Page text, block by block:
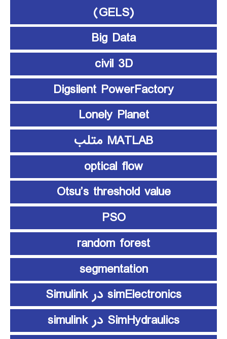
(GELS)
Big Data
civil 3D
Digsilent PowerFactory
Lonely Planet
MATLAB متلب
optical flow
Otsu’s threshold value
PSO
random forest
segmentation
simElectronics در Simulink
SimHydraulics در simulink